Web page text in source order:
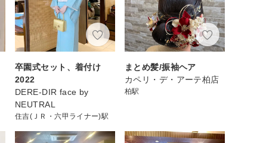
卒園式セット、着付け
2022
DERE-DIR face by
NEUTRAL
住吉(ＪＲ・六甲ライナー)駅
まとめ髪/振袖ヘア
カペリ・デ・アーテ柏店
柏駅